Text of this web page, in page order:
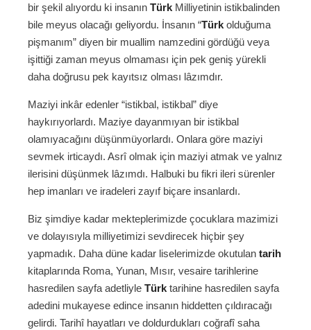
bir şekil alıyordu ki insanın Türk Milliyetinin istikbalinden
bile meyus olacağı geliyordu. İnsanın “Türk olduğuma
pişmanım” diyen bir muallim namzedini gördüğü veya
işittiği zaman meyus olmaması için pek geniş yürekli
daha doğrusu pek kayıtsız olması lâzımdır.
Maziyi inkâr edenler “istikbal, istikbal” diye
haykırıyorlardı. Maziye dayanmıyan bir istikbal
olamıyacağını düşünmüyorlardı. Onlara göre maziyi
sevmek irticaydı. Asrî olmak için maziyi atmak ve yalnız
ilerisini düşünmek lâzımdı. Halbuki bu fikri ileri sürenler
hep imanları ve iradeleri zayıf biçare insanlardı.
Biz şimdiye kadar mekteplerimizde çocuklara mazimizi
ve dolayısıyla milliyetimizi sevdirecek hiçbir şey
yapmadık. Daha düne kadar liselerimizde okutulan tarih
kitaplarında Roma, Yunan, Mısır, vesaire tarihlerine
hasredilen sayfa adetliyle Türk tarihine hasredilen sayfa
adedini mukayese edince insanın hiddetten çıldıracağı
gelirdi. Tarihî hayatları ve doldurdukları coğrafî saha